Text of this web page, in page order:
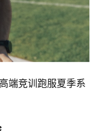
端竞训跑服夏季系